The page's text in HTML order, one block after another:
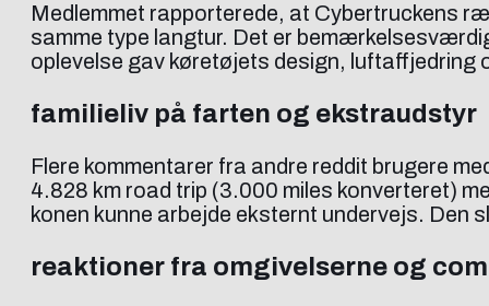
Medlemmet rapporterede, at Cybertruckens
samme type langtur. Det er
oplevelse gav køretøjets design, luftaffjedring
familieliv på farten og ekstraudstyr
Flere kommentarer fra andre reddit brugere
4.828 km road trip (3.000 miles konverteret)
konen kunne arbejde eksternt undervejs.
reaktioner fra omgivelserne og